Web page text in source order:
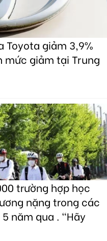
Toyota giảm 3,9%
mức giảm tại Trung
trường hợp học
nặng trong các
năm qua . "Hãy